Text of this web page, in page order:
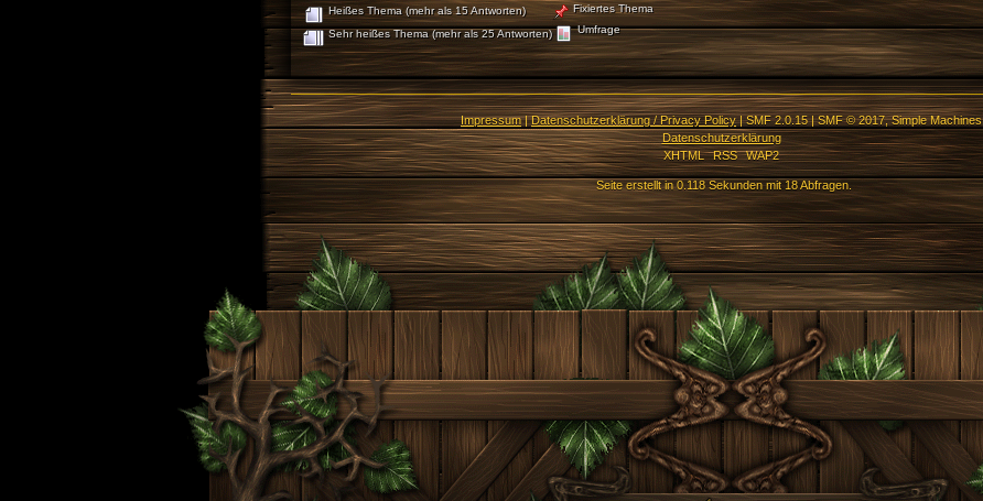
Heißes Thema (mehr als 15 Antworten)
Sehr heißes Thema (mehr als 25 Antworten)
Fixiertes Thema
Umfrage
Impressum|Datenschutzerklärung / Privacy Policy|SMF 2.0.15|SMF © 2017,Simple Machines
Datenschutzerklärung
XHTML
RSS WAP2
Seite erstellt in 0.118 Sekunden mit 18 Abfragen.